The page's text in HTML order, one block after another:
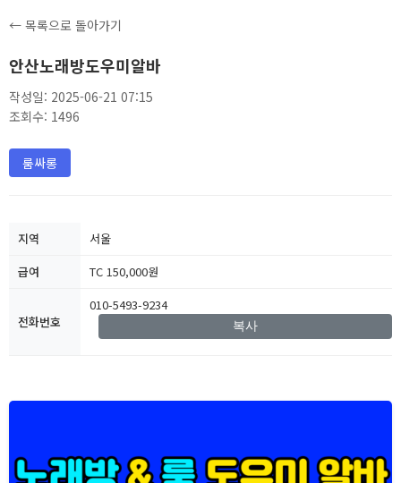
← 목록으로 돌아가기
안산노래방도우미알바
작성일: 2025-06-21 07:15
조회수: 1496
룸싸롱
지역
서울
급여
TC 150,000원
전화번호
010-5493-9234
복사